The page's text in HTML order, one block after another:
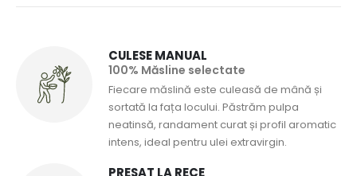
CULESE MANUAL
100% Măsline selectate
Fiecare măslină este culeasă de mână și
sortată la fața locului. Păstrăm pulpa
neatinsă, randament curat și profil aromatic
intens, ideal pentru ulei extravirgin.
PRESAT LA RECE